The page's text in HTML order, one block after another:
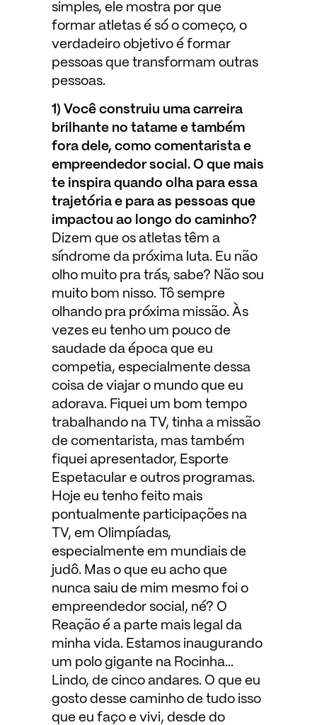
simples, ele mostra por que
formar atletas é só o começo, o
verdadeiro objetivo é formar
pessoas que transformam outras
pessoas.
1) Você construiu uma carreira
brilhante no tatame e também
fora dele, como comentarista e
empreendedor social. O que mais
te inspira quando olha para essa
trajetória e para as pessoas que
impactou ao longo do caminho?
Dizem que os atletas têm a
síndrome da próxima luta. Eu não
olho muito pra trás, sabe? Não sou
muito bom nisso. Tô sempre
olhando pra próxima missão. Às
vezes eu tenho um pouco de
saudade da época que eu
competia, especialmente dessa
coisa de viajar o mundo que eu
adorava. Fiquei um bom tempo
trabalhando na TV, tinha a missão
de comentarista, mas também
fiquei apresentador, Esporte
Espetacular e outros programas.
Hoje eu tenho feito mais
pontualmente participações na
TV, em Olimpíadas,
especialmente em mundiais de
judô. Mas o que eu acho que
nunca saiu de mim mesmo foi o
empreendedor social, né? O
Reação é a parte mais legal da
minha vida. Estamos inaugurando
um polo gigante na Rocinha…
Lindo, de cinco andares. O que eu
gosto desse caminho de tudo isso
que eu faço e vivi, desde do